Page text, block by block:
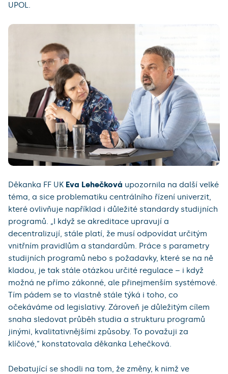
UPOL.
Děkanka FF UK Eva Lehečková upozornila na další velké
téma, a sice problematiku centrálního řízení univerzit,
které ovlivňuje například i důležité standardy studijních
programů. „I když se akreditace upravují a
decentralizují, stále platí, že musí odpovídat určitým
vnitřním pravidlům a standardům. Práce s parametry
studijních programů nebo s požadavky, které se na ně
kladou, je tak stále otázkou určité regulace – i když
možná ne přímo zákonné, ale přinejmenším systémové.
Tím pádem se to vlastně stále týká i toho, co
očekáváme od legislativy. Zároveň je důležitým cílem
snaha sledovat průběh studia a strukturu programů
jinými, kvalitativnějšími způsoby. To považuji za
klíčové,“ konstatovala děkanka Lehečková.
Debatující se shodli na tom, že změny, k nimž ve